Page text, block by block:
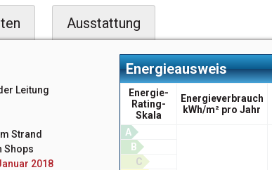
Ausstattung
Leitung
Strand
Shops
2018
Energieausweis
Energie-
Rating-
Skala
Energieverbrauch
kWh/m² pro Jahr
A
B
C